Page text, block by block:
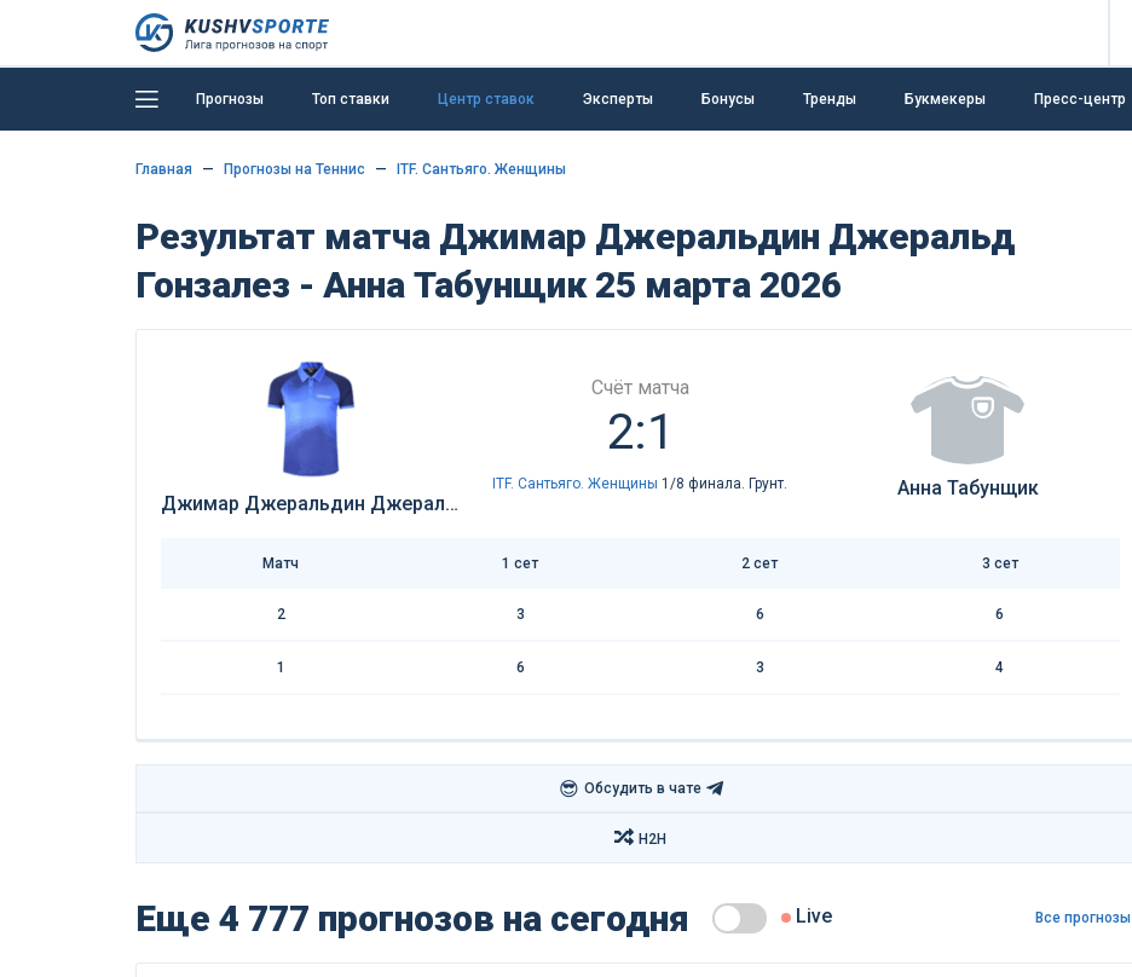
Прогнозы Топ ставки Центр ставок Эксперты Бонусы Тренды Букмекеры Пресс-центр
Главная Прогнозы на Теннис ITF. Сантьяго. Женщины
Результат матча Джимар Джеральдин Джеральд
Гонзалез - Анна Табунщик 25 марта 2026
Джимар Джеральдин Джеральд Гонзалез
Счёт матча
2:1
ITF. Сантьяго. Женщины 1/8 финала. Грунт. Анна Табунщик
Матч 1 сет 2 сет 3 сет
2 3 6 6
1 6 3 4
😎 Обсудить в чате
H2H
Еще 4 777 прогнозов на сегодня Live Все прогнозы